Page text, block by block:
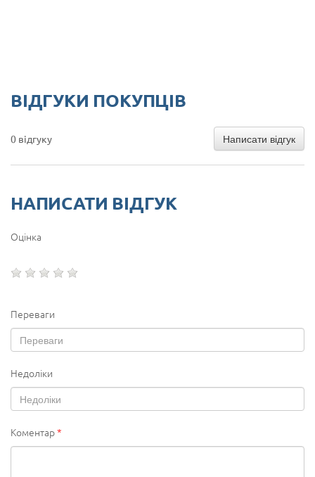
ВІДГУКИ ПОКУПЦІВ
0 відгуку Написати відгук
НАПИСАТИ ВІДГУК
Оцінка
Переваги
Недоліки
Коментар*